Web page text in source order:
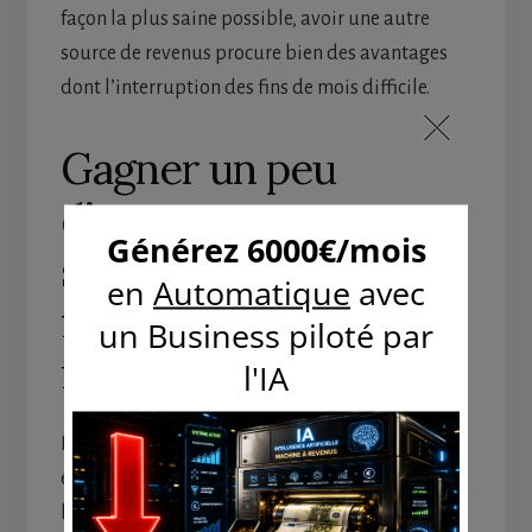
façon la plus saine possible, avoir une autre
source de revenus procure bien des avantages
dont l’interruption des fins de mois difficile.
Gagner un peu
d’argent
supplémentaire
facilement n’a rien de
farfelu…
Dites-vous bien que presque tous les ménages
en font de même. Effectivement, chacun se donne
l’opportunité de jouir d’un petit boulot par ci et